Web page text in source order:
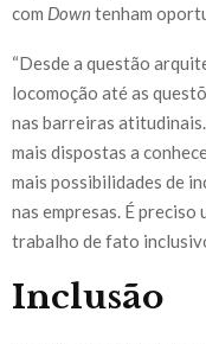
com Downtenham
“Desde a questão
locomoção até as
nas barreiras
mais dispostas a
mais possibilidades de
nas empresas. É preciso
trabalho de fato
Inclusão